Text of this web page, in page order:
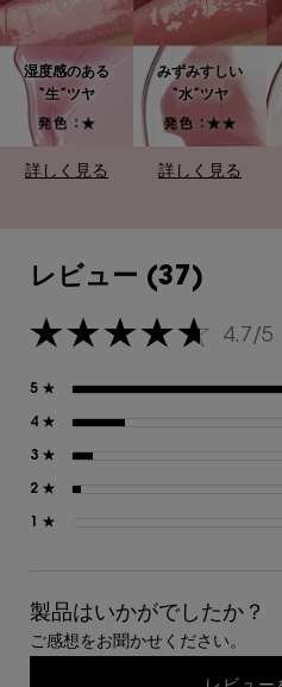
湿度感のある
“生”ツヤ
詳しく見る
みずみすしい
“水”ツヤ
詳しく見る
レビュー (37)
5星中4.7。 4.7/5
5 ★
4 ★
3 ★
2 ★
1 ★
製品はいかがでしたか？
ご感想をお聞かせください。